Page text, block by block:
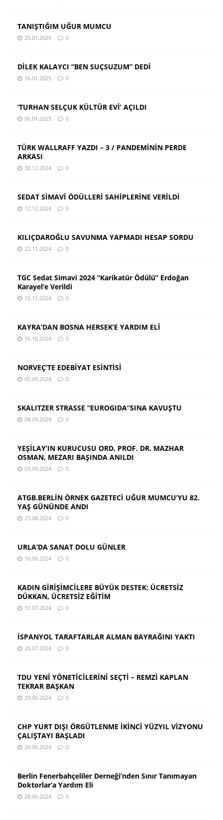
TANIŞTIĞIM UĞUR MUMCU
20.01.2025 0
DİLEK KALAYCI “BEN SUÇSUZUM” DEDİ
16.01.2025 0
‘TURHAN SELÇUK KÜLTÜR EVİ’ AÇILDI
06.01.2025 0
TÜRK WALLRAFF YAZDI – 3 / PANDEMİNİN PERDE
ARKASI
30.12.2024 0
SEDAT SİMAVİ ÖDÜLLERİ SAHİPLERİNE VERİLDİ
12.12.2024 0
KILIÇDAROĞLU SAVUNMA YAPMADI HESAP SORDU
22.11.2024 0
TGC Sedat Simavi 2024 “Karikatür Ödülü” Erdoğan
Karayel’e Verildi
15.11.2024 0
KAYRA’DAN BOSNA HERSEK’E YARDIM ELİ
16.10.2024 0
NORVEÇ’TE EDEBİYAT ESİNTİSİ
05.09.2024 0
SKALITZER STRASSE “EUROGIDA”SINA KAVUŞTU
04.09.2024 0
YEŞİLAY’IN KURUCUSU ORD. PROF. DR. MAZHAR
OSMAN, MEZARI BAŞINDA ANILDI
03.09.2024 0
ATGB.BERLİN ÖRNEK GAZETECİ UĞUR MUMCU’YU 82.
YAŞ GÜNÜNDE ANDI
23.08.2024 0
URLA’DA SANAT DOLU GÜNLER
16.08.2024 0
KADIN GİRİŞİMCİLERE BÜYÜK DESTEK: ÜCRETSİZ
DÜKKAN, ÜCRETSİZ EĞİTİM
31.07.2024 0
İSPANYOL TARAFTARLAR ALMAN BAYRAĞINI YAKTI
20.07.2024 0
TDU YENİ YÖNETİCİLERİNİ SEÇTİ – REMZİ KAPLAN
TEKRAR BAŞKAN
29.06.2024 0
CHP YURT DIŞI ÖRGÜTLENME İKİNCİ YÜZYIL VİZYONU
ÇALIŞTAYI BAŞLADI
29.06.2024 0
Berlin Fenerbahçeliler Derneği’nden Sınır Tanımayan
Doktorlar’a Yardım Eli
28.06.2024 0